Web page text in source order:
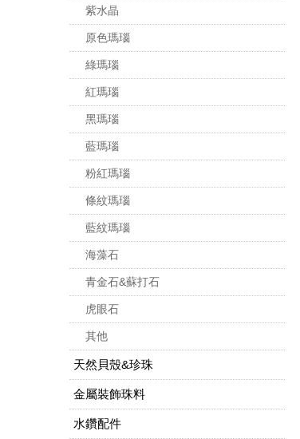
紫水晶
原色瑪瑙
綠瑪瑙
紅瑪瑙
黑瑪瑙
藍瑪瑙
粉紅瑪瑙
條紋瑪瑙
藍紋瑪瑙
海藻石
青金石&蘇打石
虎眼石
其他
天然貝殼&珍珠
金屬裝飾珠料
水鑽配件